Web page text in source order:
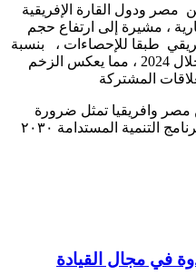
مصر ودول القارة الإفريقية
، مشيرة إلى ارتفاع حجم
طبقا للإحصاءات ، بنسبة
7.6 %، ليصل إلى 9.9 مليار دولار، خلال 2024 ، مما يعكس الزخم
المشتركة
مصر وافريقيا تمثل ضرورة
هامة ، بهدف تنفيذ وتحقيق أهداف برنامج التنمية المستدامة ٢٠٣٠
في مجال القيادة